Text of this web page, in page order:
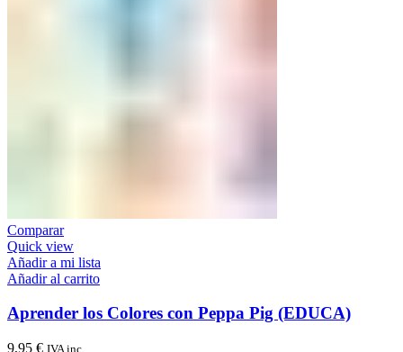
Comparar
Quick view
Añadir a mi lista
Añadir al carrito
Aprender los Colores con Peppa Pig (EDUCA)
9,95 € IVA inc.